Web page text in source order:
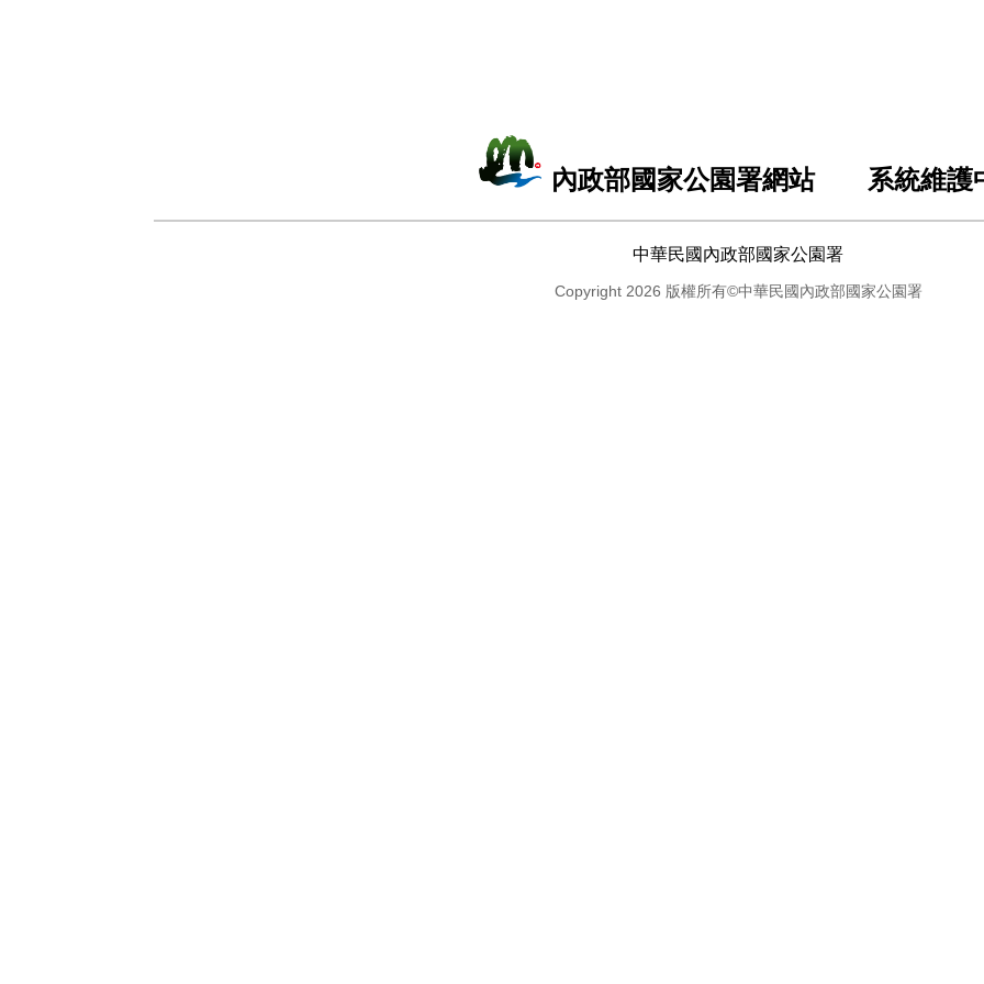
內政部國家公園署網站 系統維護
中華民國內政部國家公園署
Copyright 2026 版權所有©中華民國內政部國家公園署